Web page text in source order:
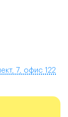
7, офис 122